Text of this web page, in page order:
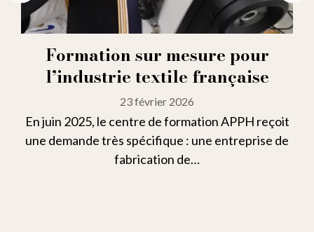
Formation sur mesure pour
l’industrie textile française
23 février 2026
En juin 2025, le centre de formation APPH reçoit
une demande très spécifique : une entreprise de
fabrication de…